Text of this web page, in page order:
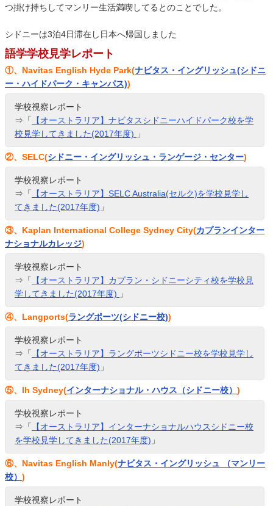
つ掛け持ちしてマンリー生活満喫してるとのことでした。
シドニーは3泊4日滞在し日本へ帰国しました
語学学校見学レポート
①、Navitas English Hyde Park(ナビタス・イングリッシュ(シドニ
ー・ハイドパーク・キャンパス))
学校視察レポート
⇒「
【オーストラリア】ナビタスシドニーハイドパーク校を学
校見学してきました(2017年度)
」
②、SELC(シドニー・イングリッシュ・ランゲージ・センター)
学校視察レポート
⇒「
【オーストラリア】SELC Australia(セルク)を学校見学し
てきました(2017年度) 」
③、Kaplan International College Sydney City(カプランインター
ナショナルカレッジ)
学校視察レポート
⇒「
【オーストラリア】カプラン・シドニーシティ校を学校見
学してきました(2017年度)
」
④、Langports(ラングポーツ(シドニー校))
学校視察レポート
⇒「
【オーストラリア】ラングポーツシドニー校を学校見学し
てきました(2017年度) 」
⑤、Ih Sydney(インターナショナル・ハウス（シドニー校）)
学校視察レポート
⇒「
【オーストラリア】インターナショナルハウスシドニー校
を学校見学してきました(2017年度) 」
⑥、Navitas English Manly(ナビタス・イングリッシュ （マンリー
校）)
学校視察レポート